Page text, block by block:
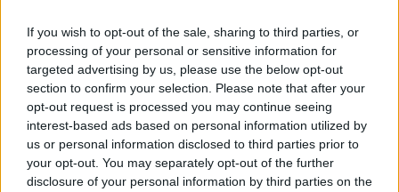
If you wish to opt-out of the sale, sharing to third parties, or
processing of your personal or sensitive information for
targeted advertising by us, please use the below opt-out
section to confirm your selection. Please note that after your
opt-out request is processed you may continue seeing
interest-based ads based on personal information utilized by
us or personal information disclosed to third parties prior to
your opt-out. You may separately opt-out of the further
disclosure of your personal information by third parties on the
alakítanunk a településeinket –
Podcast
PODCAST Novák Zsombor